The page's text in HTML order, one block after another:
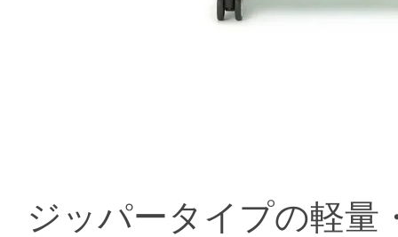
ジッパータイプの軽量